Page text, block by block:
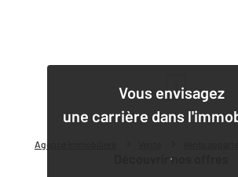
Agence immobilière
Vous envisagez
une carrière dans
Découvrir nos offres
1